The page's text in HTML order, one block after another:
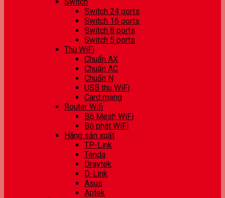
Switch 24 ports
Switch 16 ports
Switch 8 ports
Switch 5 ports
Thu WiFi
Chuẩn AX
Chuẩn AC
Chuẩn N
USB thu WiFi
Card mạng
Router Wifi
Bộ Mesh WiFi
Bộ phát WiFi
Hãng sản xuất
TP-Link
Tenda
Draytek
D-Link
Asus
Aptek